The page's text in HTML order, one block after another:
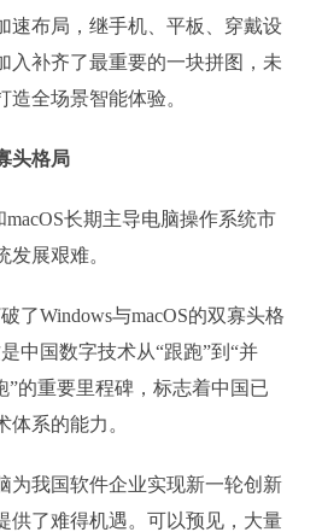
速布局，继手机、平板、穿戴设
入补齐了最重要的一块拼图，未
全场景智能体验。
头格局
长期主导电脑操作系统市
展艰难。
了Windows与macOS的双寡头格
中国数字技术从“跟跑”到“并
”的重要里程碑，标志着中国已
系的能力。
为我国软件企业实现新一轮创新
供了难得机遇。可以预见，大量